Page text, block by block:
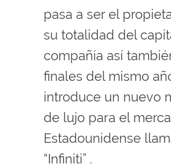
pasa a ser el
su totalidad del
compañía así
finales del mismo
introduce un nuevo
de lujo para el
Estadounidense
“Infiniti” .